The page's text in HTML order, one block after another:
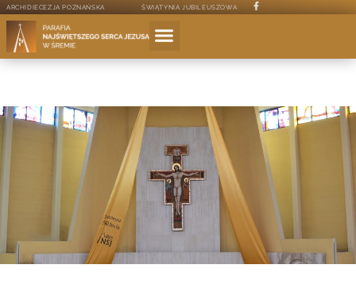
ARCHIDIECEZJA POZNAŃSKA ŚWIĄTYNIA JUBILEUSZOWA